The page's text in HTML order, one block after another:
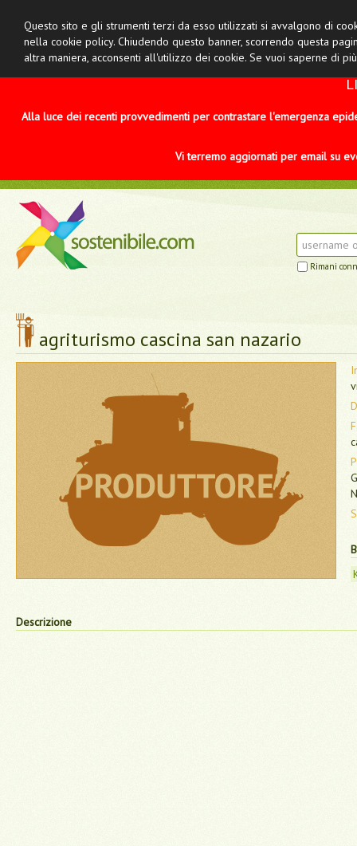
Questo sito e gli strumenti terzi da esso utilizzati si avvalgono di
nella cookie policy. Chiudendo questo banner, scorrendo questa
altra maniera, acconsenti all'utilizzo dei cookie. Se vuoi saperne di
Alla luce dei recenti provvedimenti per contrastare l'emergenza
Vi terremo aggiornati per email su
Rimani
agriturismo cascina san nazario
Descrizione